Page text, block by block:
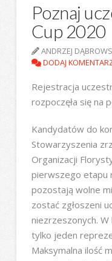
Poznaj
Cup 2020
ANDRZEJ
DODAJ
Rejestracja
rozpoczęła się na
Kandydatów do
Stowarzyszenia
Organizacji
pierwszego etapu
pozostają wolne
zostać zgłoszeni
niezrzeszonych. W
tylko jeden
Maksymalna ilość